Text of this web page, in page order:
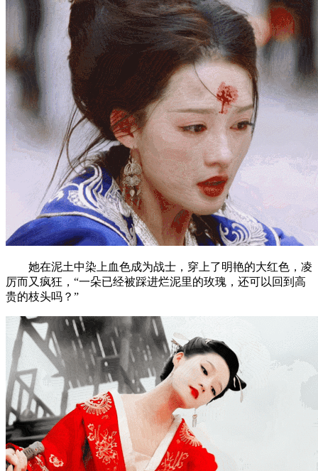
她在泥土中染上血色成为战士，穿上了明艳的大红色，凌
厉而又疯狂，“一朵已经被踩进烂泥里的玫瑰，还可以回到高
贵的枝头吗？”